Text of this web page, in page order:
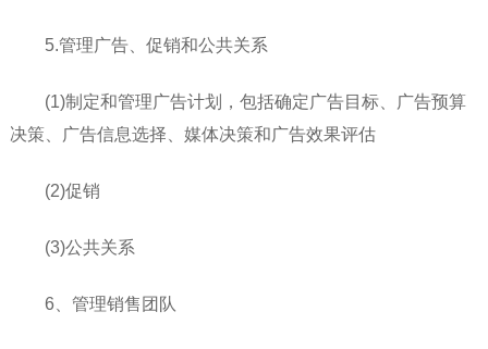
5.管理广告、促销和公共关系
(1)制定和管理广告计划，包括确定广告目标、广告预算
决策、广告信息选择、媒体决策和广告效果评估
(2)促销
(3)公共关系
6、管理销售团队